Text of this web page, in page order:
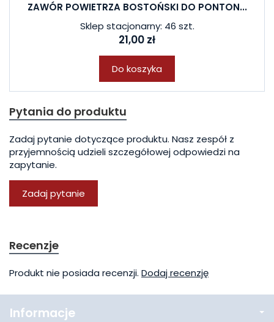
ZAWÓR POWIETRZA BOSTOŃSKI DO PONTON...
Sklep stacjonarny: 46 szt.
21,00 zł
Do koszyka
Pytania do produktu
Zadaj pytanie dotyczące produktu. Nasz zespół z
przyjemnością udzieli szczegółowej odpowiedzi na
zapytanie.
Zadaj pytanie
Recenzje
Produkt nie posiada recenzji. Dodaj recenzję
Informacje